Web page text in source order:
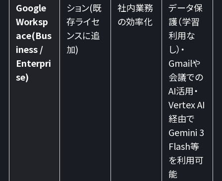
Google
Worksp
ace(Bus
iness /
Enterpri
se)
ション(既
存ライセ
ンスに追
加)
社内業務
の効率化
データ保
護（学習
利用な
し）・
Gmailや
会議での
AI活用・
Vertex AI
経由で
Gemini 3
Flash等
を利用可
能